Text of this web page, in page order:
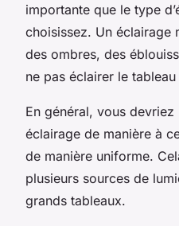
importante que le type
choisissez. Un éclairage
des ombres, des
ne pas éclairer le
En général, vous
éclairage de manière à
de manière uniforme.
plusieurs sources de
grands tableaux.